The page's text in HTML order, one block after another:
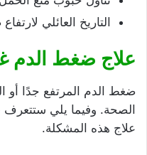
التاريخ العائلي
علاج ضغط الدم
ضغط الدم المرتفع جدًا
الصحة. وفيما يلي
علاج هذه المشكلة.